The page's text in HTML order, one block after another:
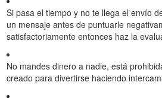
Si pasa el tiempo y no te llega el envío
un mensaje antes de puntuarle
satisfactoriamente entonces haz la
No mandes dinero a nadie, está
creado para divertirse haciendo